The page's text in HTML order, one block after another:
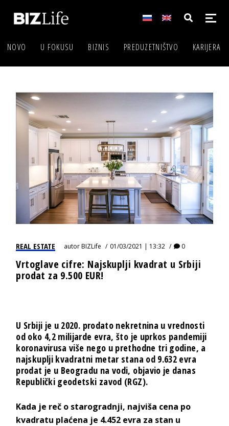
NOVO U FOKUSU BIZNIS PREDUZETNIŠTVO KARIJERA
REAL ESTATE autorBIZLife 01/03/2021 | 13:32 0
Vrtoglave cifre: Najskuplji kvadrat u Srbiji
prodat za 9.500 EUR!
U Srbiji je u 2020. prodato nekretnina u vrednosti
od oko 4,2 milijarde evra, što je uprkos pandemiji
koronavirusa više nego u prethodne tri godine, a
najskuplji kvadratni metar stana od 9.632 evra
prodat je u Beogradu na vodi, objavio je danas
Republički geodetski zavod (RGZ).
Kada je reč o starogradnji, najviša cena po
kvadratu plaćena je 4.452 evra za stan u